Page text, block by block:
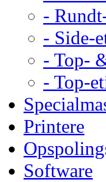
-
- Side-
- Top-
- Top-
Printere
Software